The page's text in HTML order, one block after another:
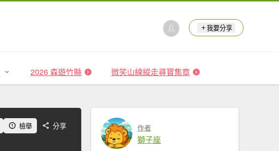
我要分享
2026 森遊竹縣 微笑山線縱走尋寶集章
檢舉 分享 作者
獅子座